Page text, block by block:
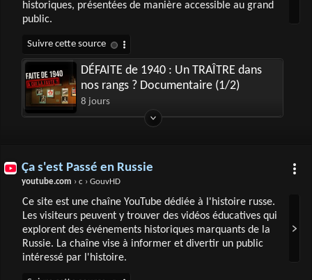
historiques, présentées de manière accessible au grand
public.
DÉFAITE de 1940 : Un TRAÎTRE dans
nos rangs ? Documentaire (1/2)
8 jours
Ça s'est Passé en Russie
youtube.com › c › GouvHD
Ce site est une chaîne YouTube dédiée à l'histoire russe.
Les visiteurs peuvent y trouver des vidéos éducatives qui
explorent des événements historiques marquants de la
Russie. La chaîne vise à informer et divertir un public
intéressé par l'histoire.